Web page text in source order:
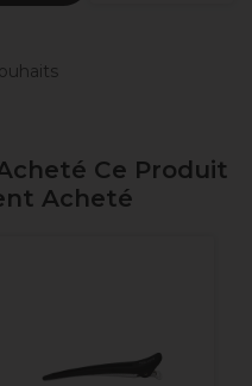
Ce Produit
Acheté